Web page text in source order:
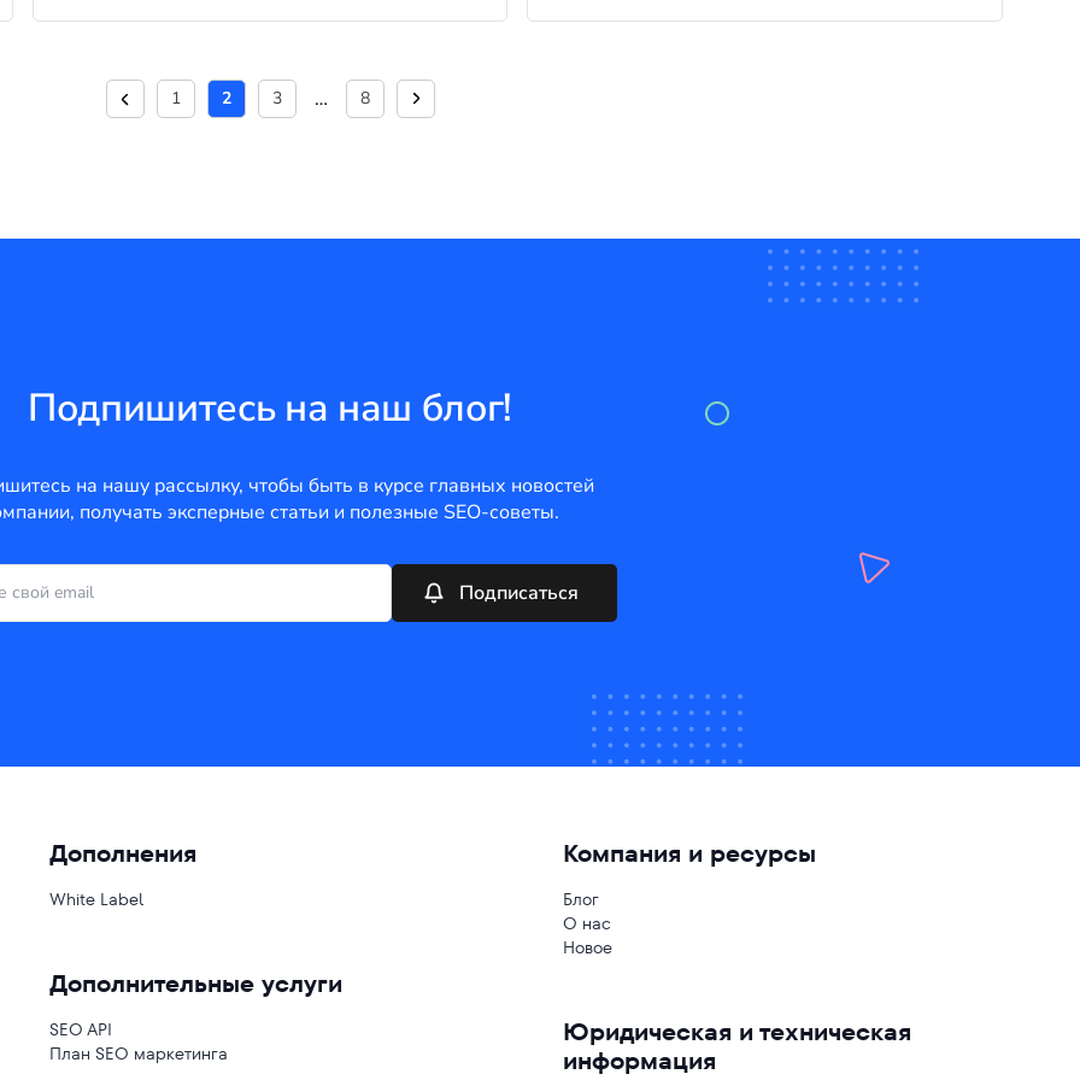
1 2 3 … 8
Подпишитесь на наш блог!
на нашу рассылку, чтобы быть в курсе главных новостей
получать эксперные статьи и полезные SEO-советы.
Подписаться
Дополнения
White Label
Дополнительные услуги
SEO API
План SEO маркетинга
Компания и ресурсы
Блог
О нас
Новое
Юридическая и техническая
информация